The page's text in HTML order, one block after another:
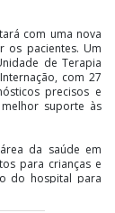
com uma nova
os pacientes. Um
de Terapia
com 27
precisos e
suporte às
da saúde em
para crianças e
do hospital para
para a